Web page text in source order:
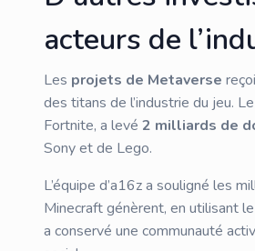
acteurs de
Les projets de Metaverse
des titans de l’industrie du jeu.
Fortnite, a levé 2 milliards de
Sony et de Lego.
L’équipe d’a16z a souligné les
Minecraft génèrent, en utilisant
a conservé une communauté